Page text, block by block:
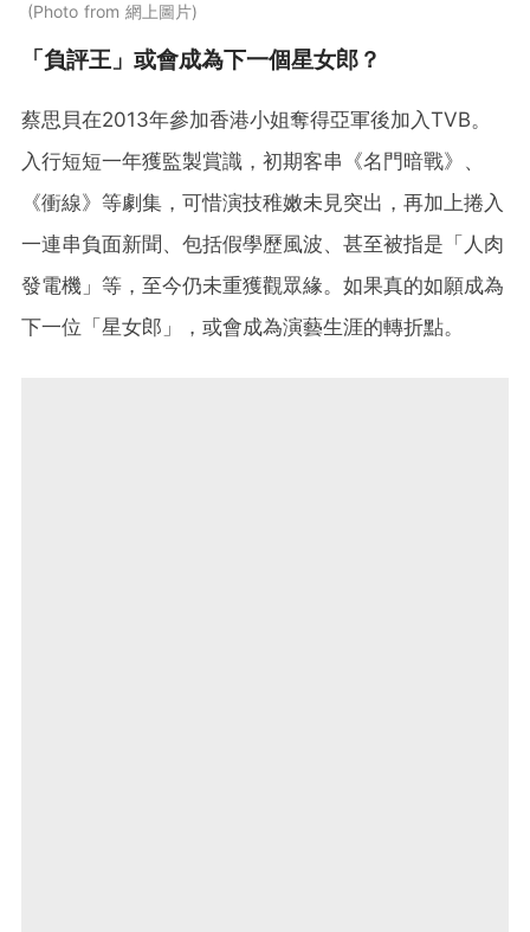
Photo from 網上圖片
「負評王」或會成為下一個星女郎？
蔡思貝在2013年參加香港小姐奪得亞軍後加入TVB。
入行短短一年獲監製賞識，初期客串《名門暗戰》、
《衝線》等劇集，可惜演技稚嫩未見突出，再加上捲入
一連串負面新聞、包括假學歷風波、甚至被指是「人肉
發電機」等，至今仍未重獲觀眾緣。如果真的如願成為
下一位「星女郎」，或會成為演藝生涯的轉折點。